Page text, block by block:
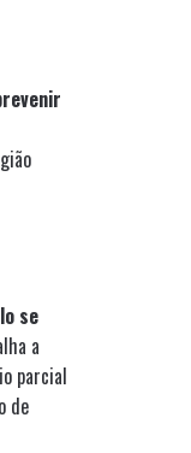
se
a
parcial
de